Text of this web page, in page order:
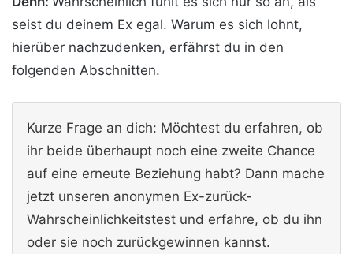
seist du deinem Ex egal. Warum es sich lohnt,
hierüber nachzudenken, erfährst du in den
folgenden Abschnitten.
Kurze Frage an dich: Möchtest du erfahren, ob
ihr beide überhaupt noch eine zweite Chance
auf eine erneute Beziehung habt? Dann mache
jetzt unseren anonymen Ex-zurück-
Wahrscheinlichkeitstest und erfahre, ob du ihn
oder sie noch zurückgewinnen kannst.